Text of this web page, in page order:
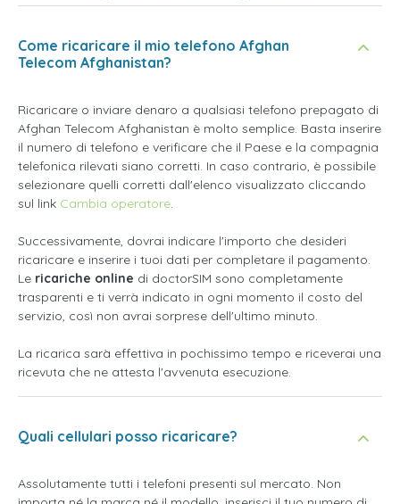
Come ricaricare il mio telefono Afghan
Telecom Afghanistan?
Ricaricare o inviare denaro a qualsiasi telefono prepagato di
Afghan Telecom Afghanistan è molto semplice. Basta inserire
il numero di telefono e verificare che il Paese e la compagnia
telefonica rilevati siano corretti. In caso contrario, è possibile
selezionare quelli corretti dall'elenco visualizzato cliccando
sul link Cambia operatore.
Successivamente, dovrai indicare l'importo che desideri
ricaricare e inserire i tuoi dati per completare il pagamento.
Le ricariche online di doctorSIM sono completamente
trasparenti e ti verrà indicato in ogni momento il costo del
servizio, così non avrai sorprese dell'ultimo minuto.
La ricarica sarà effettiva in pochissimo tempo e riceverai una
ricevuta che ne attesta l'avvenuta esecuzione.
Quali cellulari posso ricaricare?
Assolutamente tutti i telefoni presenti sul mercato. Non